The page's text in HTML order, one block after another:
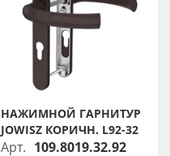
НАЖИМНОЙ ГАРНИТУР
JOWISZ КОРИЧН. L92-32
Арт. 109.8019.32.92